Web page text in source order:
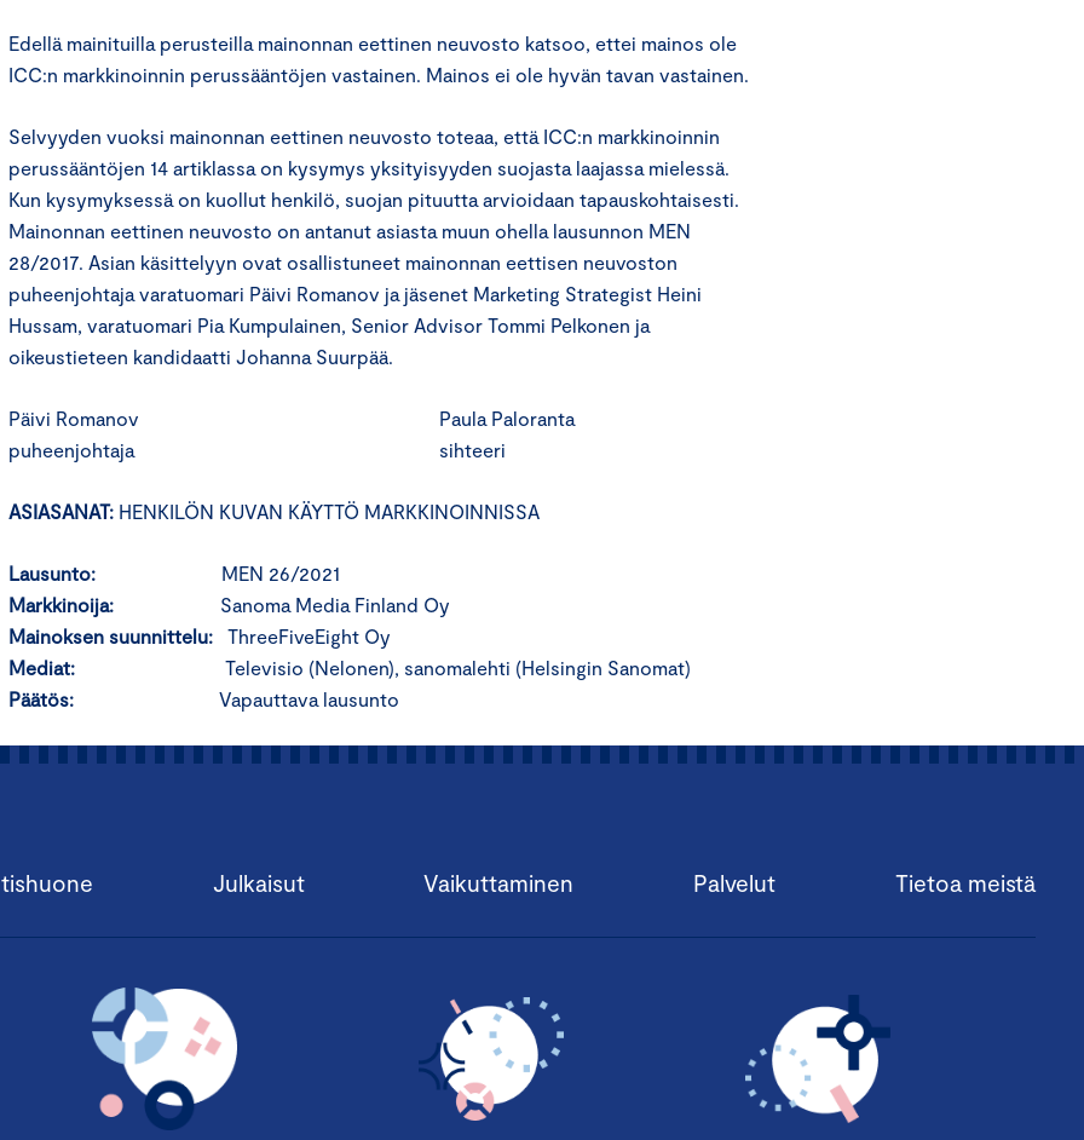
Edellä mainituilla perusteilla mainonnan eettinen neuvosto katsoo, ettei mainos ole
ICC:n markkinoinnin perussääntöjen vastainen. Mainos ei ole hyvän tavan vastainen.
Selvyyden vuoksi mainonnan eettinen neuvosto toteaa, että ICC:n markkinoinnin
perussääntöjen 14 artiklassa on kysymys yksityisyyden suojasta laajassa mielessä.
Kun kysymyksessä on kuollut henkilö, suojan pituutta arvioidaan tapauskohtaisesti.
Mainonnan eettinen neuvosto on antanut asiasta muun ohella lausunnon MEN
28/2017. Asian käsittelyyn ovat osallistuneet mainonnan eettisen neuvoston
puheenjohtaja varatuomari Päivi Romanov ja jäsenet Marketing Strategist Heini
Hussam, varatuomari Pia Kumpulainen, Senior Advisor Tommi Pelkonen ja
oikeustieteen kandidaatti Johanna Suurpää.
Päivi Romanov Paula Paloranta
puheenjohtaja sihteeri
ASIASANAT: HENKILÖN KUVAN KÄYTTÖ MARKKINOINNISSA
Lausunto: MEN 26/2021
Markkinoija: Sanoma Media Finland Oy
Mainoksen suunnittelu: ThreeFiveEight Oy
Mediat: Televisio (Nelonen), sanomalehti (Helsingin Sanomat)
Päätös: Vapauttava lausunto
Julkaisut Vaikuttaminen Palvelut Tietoa meistä